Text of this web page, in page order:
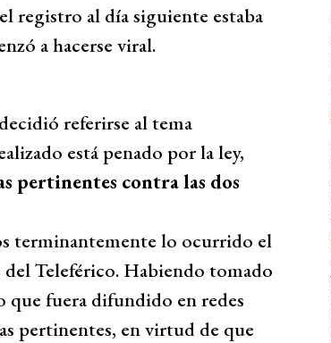
registro al día siguiente estaba
a hacerse viral.
referirse al tema
está penado por la ley,
pertinentes contra las dos
terminantemente lo ocurrido el
del Teleférico. Habiendo tomado
que fuera difundido en redes
pertinentes, en virtud de que